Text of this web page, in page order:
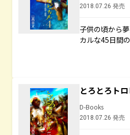
2018.07.26 発売
子供の頃から
カルな45日間
とろとろト
D-Books
2018.07.26 発売